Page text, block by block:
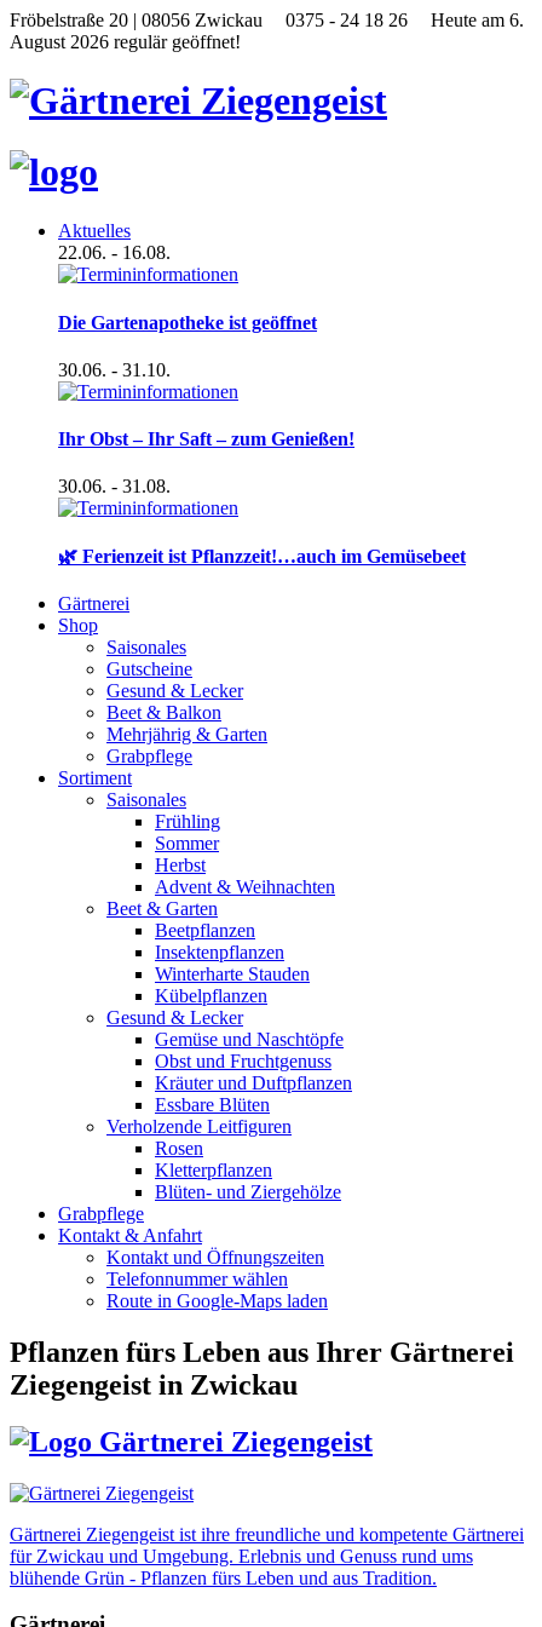
Fröbelstraße 20 | 08056 Zwickau 0375 - 24 18 26
Heute am 6.
August 2026 regulär geöffnet!
Aktuelles
22.06. - 16.08.
Die Gartenapotheke ist geöffnet
30.06. - 31.10.
Ihr Obst – Ihr Saft – zum Genießen!
30.06. - 31.08.
🌿 Ferienzeit ist Pflanzzeit!…auch im Gemüsebeet
Gärtnerei
Shop
Saisonales
Gutscheine
Gesund & Lecker
Beet & Balkon
Mehrjährig & Garten
Grabpflege
Sortiment
Saisonales
Frühling
Sommer
Herbst
Advent & Weihnachten
Beet & Garten
Beetpflanzen
Insektenpflanzen
Winterharte Stauden
Kübelpflanzen
Gesund & Lecker
Gemüse und Naschtöpfe
Obst und Fruchtgenuss
Kräuter und Duftpflanzen
Essbare Blüten
Verholzende Leitfiguren
Rosen
Kletterpflanzen
Blüten- und Ziergehölze
Grabpflege
Kontakt & Anfahrt
Kontakt und Öffnungszeiten
Telefonnummer wählen
Route in Google-Maps laden
Pflanzen fürs Leben aus Ihrer Gärtnerei
Ziegengeist in Zwickau
Gärtnerei Ziegengeist ist ihre freundliche und kompetente Gärtnerei
für Zwickau und Umgebung. Erlebnis und Genuss rund ums
blühende Grün - Pflanzen fürs Leben und aus Tradition.